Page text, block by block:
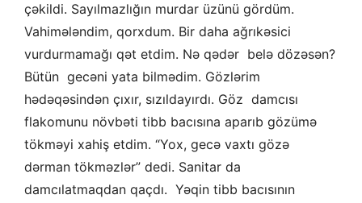
çəkildi. Sayılmazlığın murdar üzünü gördüm.
Vahimələndim, qorxdum. Bir daha ağrıkəsici
vurdurmamağı qət etdim. Nə qədər belə dözəsən?
Bütün gecəni yata bilmədim. Gözlərim
hədəqəsindən çıxır, sızıldayırdı. Göz damcısı
flakomunu növbəti tibb bacısına aparıb gözümə
tökməyi xahiş etdim. “Yox, gecə vaxtı gözə
dərman tökməzlər” dedi. Sanitar da
damcılatmaqdan qaçdı. Yəqin tibb bacısının